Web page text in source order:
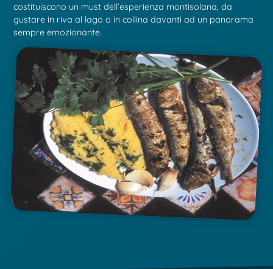
costituiscono un must dell’esperienza montisolana, da
gustare in riva al lago o in collina davanti ad un panorama
sempre emozionante.